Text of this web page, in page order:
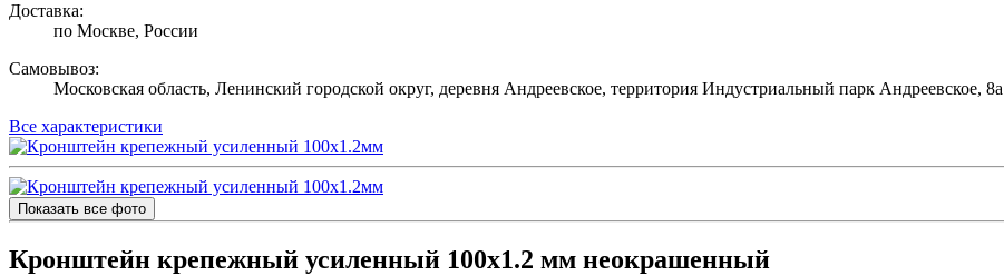
Доставка:
по Москве, России
Самовывоз:
Московская область, Ленинский городской округ, деревня Андреевское, территория Индустриальный парк Андреевское, 8а
Все характеристики
Показать все фото
Кронштейн крепежный усиленный 100х1.2 мм неокрашенный